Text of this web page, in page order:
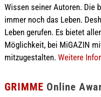
Wissen seiner Autoren. Die
immer noch das Leben.
Leben gerufen. Es bietet
Möglichkeit, bei MiGAZIN
mitzugestalten. Weitere
GRIMME Online